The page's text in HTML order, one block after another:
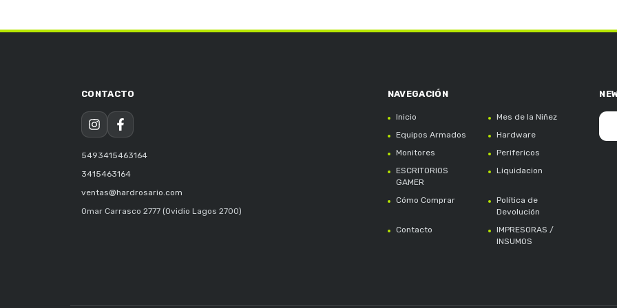
5493415463164
3415463164
ventas@hardrosario.com
Omar Carrasco 2777 (Ovidio Lagos 2700)
Inicio
Mes de la Niñez
Equipos Armados
Hardware
Monitores
Perifericos
ESCRITORIOS
GAMER
Liquidacion
Cómo Comprar
Política de
Devolución
Contacto
IMPRESORAS /
INSUMOS